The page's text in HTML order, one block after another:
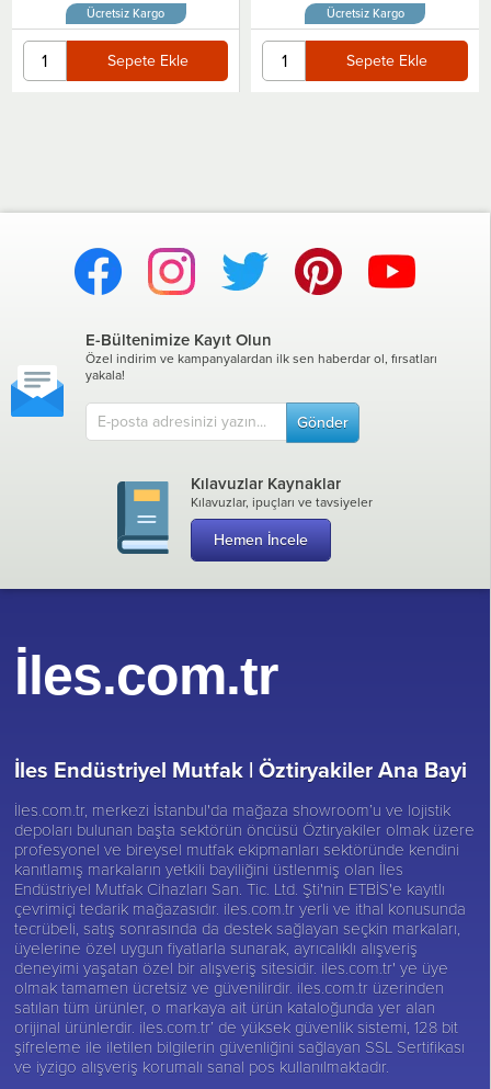
Sepete Ekle
Ücretsiz Kargo
Sepete Ekle
Ücretsiz Kargo
E-Bültenimize Kayıt Olun
Özel indirim ve kampanyalardan ilk sen haberdar ol, fırsatları
yakala!
Gönder
Kılavuzlar Kaynaklar
Kılavuzlar, ipuçları ve tavsiyeler
Hemen İncele
İles.com.tr
İles Endüstriyel Mutfak |Öztiryakiler Ana Bayi
İles.com.tr, merkezi İstanbul'da mağaza showroom’u ve lojistik
depoları bulunan başta sektörün öncüsü Öztiryakiler olmak üzere
profesyonel ve bireysel mutfak ekipmanları sektöründe kendini
kanıtlamış markaların yetkili bayiliğini üstlenmiş olan İles
Endüstriyel Mutfak Cihazları San. Tic. Ltd. Şti'nin ETBİS'e kayıtlı
çevrimiçi tedarik mağazasıdır. iles.com.tr yerli ve ithal konusunda
tecrübeli, satış sonrasında da destek sağlayan seçkin markaları,
üyelerine özel uygun fiyatlarla sunarak, ayrıcalıklı alışveriş
deneyimi yaşatan özel bir alışveriş sitesidir. iles.com.tr' ye üye
olmak tamamen ücretsiz ve güvenilirdir. iles.com.tr üzerinden
satılan tüm ürünler, o markaya ait ürün kataloğunda yer alan
orijinal ürünlerdir. iles.com.tr’ de yüksek güvenlik sistemi, 128 bit
şifreleme ile iletilen bilgilerin güvenliğini sağlayan SSL Sertifikası
ve iyzigo alışveriş korumalı sanal pos kullanılmaktadır.